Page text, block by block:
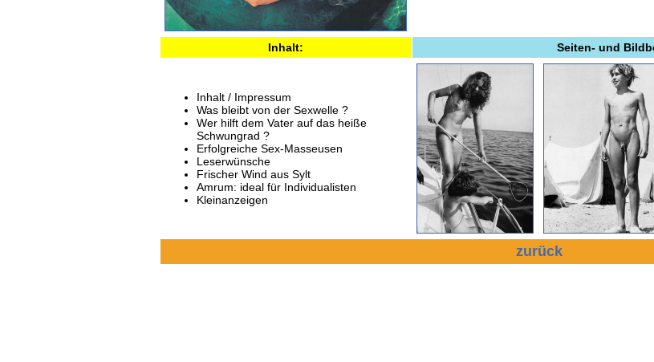
Inhalt: Seiten- und
Inhalt / Impressum
Was bleibt von der Sexwelle ?
Wer hilft dem Vater auf das heiße
Schwungrad ?
Erfolgreiche Sex-Masseusen
Leserwünsche
Frischer Wind aus Sylt
Amrum: ideal für Individualisten
Kleinanzeigen
zurück